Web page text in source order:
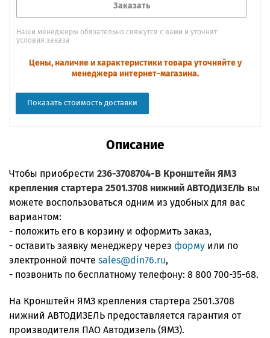
Заказать
Наши менеджеры обязательно свяжутся с вами и уточнят
условия заказа
Цены, наличие и характеристики товара уточняйте у
менеджера интернет-магазина.
Показать стоимость доставки
Описание
Чтобы приобрести 236-3708704-В Кронштейн ЯМЗ
крепления стартера 2501.3708 нижний АВТОДИЗЕЛЬ вы
можете воспользоваться одним из удобных для вас
вариантом:
- положить его в корзину и оформить заказ,
- оставить заявку менеджеру через форму или по
электронной почте sales@din76.ru,
- позвонить по бесплатному телефону: 8 800 700-35-68.
На Кронштейн ЯМЗ крепления стартера 2501.3708
нижний АВТОДИЗЕЛЬ предоставляется гарантия от
производителя ПАО Автодизель (ЯМЗ).